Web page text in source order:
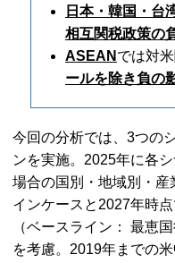
日本・韓国・台
相互関税政策の
ASEAN では対
ールを除き負の
今回の分析では、3つの
ンを実施。2025年に各
場合の国別・地域別・産
インケースと2027年時点
（ベースライン： 最恵
を考慮。2019年までの